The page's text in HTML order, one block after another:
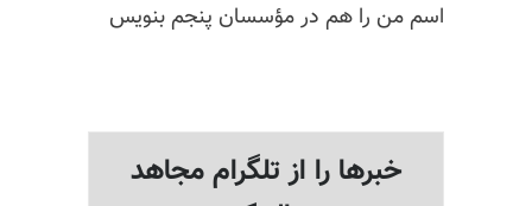
اسم من را هم در مؤسسان پنجم بنویس
خبرها را از تلگرام مجاهد